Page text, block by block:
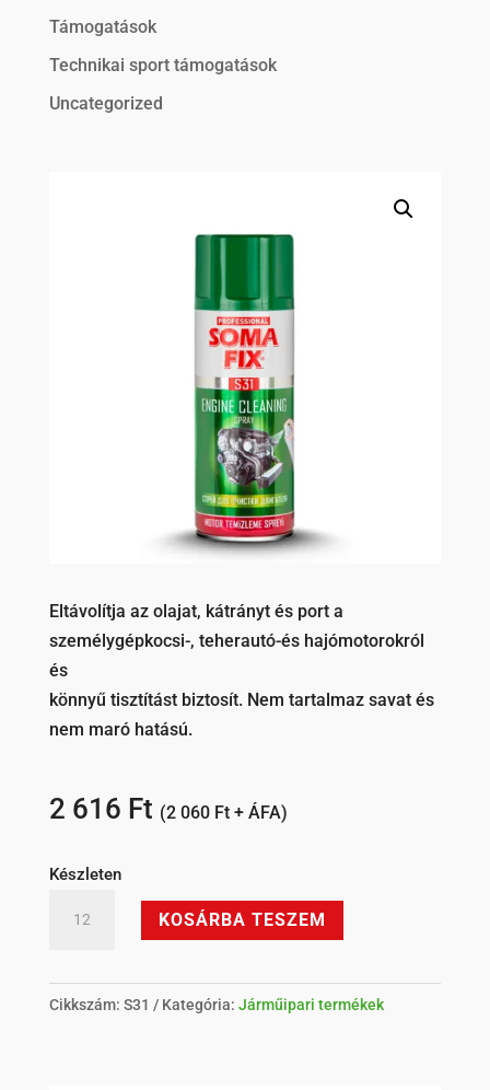
Eltávolítja az olajat, kátrányt és port a
személygépkocsi-, teherautó-és hajómotorokról
és
könnyű tisztítást biztosít. Nem tartalmaz savat és
nem maró hatású.
2 616 Ft (2 060 Ft+ ÁFA)
Készleten
KOSÁRBA TESZEM
Cikkszám: S31 Kategória: Járműipari termékek
Támogatások
Technikai sport támogatások
Uncategorized